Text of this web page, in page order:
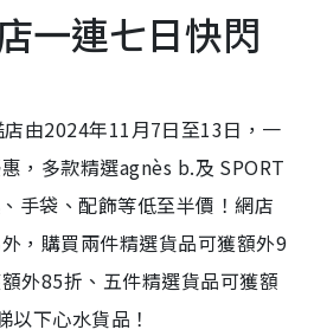
一連七日快閃
由2024年11月7日至13日，一
，多款精選agnès b.及 SPORT
手袋、配飾等低至半價！網店
，購買兩件精選貨品可獲額外9
外85折、五件精選貨品可獲額
下心水貨品！